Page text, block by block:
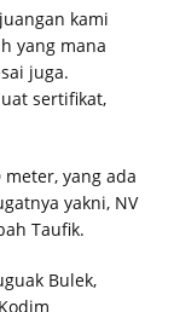
kami
yang mana
juga.
sertifikat,
yang ada
yakni, NV
Taufik.
Bulek,